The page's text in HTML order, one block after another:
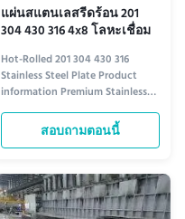
แผ่นสแตนเลสรีดร้อน 201
304 430 316 4x8 โลหะเชื่อม
Hot-Rolled 201 304 430 316
Stainless Steel Plate Product
information Premium Stainless
Steel Plates for Industrial
Excellence Hot-rolled stainless
steel plates in grades 201, 304,
durability and versatility. These
plates are engineered for high-
performance applications...
สอบถามตอนนี้